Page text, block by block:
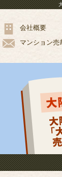
会社概要
マンション売